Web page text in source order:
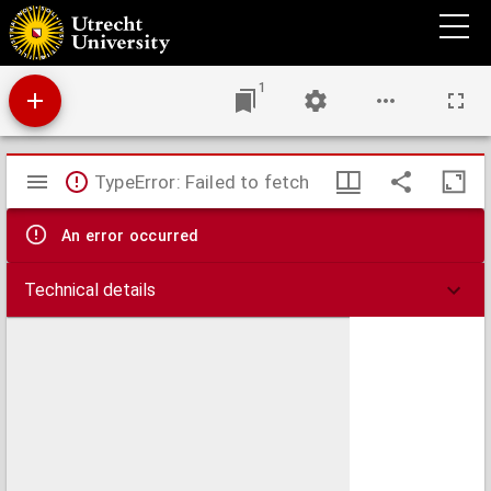
Verslag aan de Koningin-Weduwe, Regentes van het Koninkrijk, betrekkelijk den Dienst
der Rijkspostspaarbank in Nederland ...
1
Mirador
viewer
TypeError: Failed to fetch
An error occurred
Technical details